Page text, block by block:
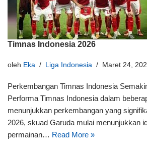
Timnas Indonesia 2026
oleh Eka Liga Indonesia Maret 24,
Perkembangan Timnas Indonesia
Performa Timnas Indonesia dalam
menunjukkan perkembangan yang
2026, skuad Garuda mulai menunjukkan
permainan… Read More »